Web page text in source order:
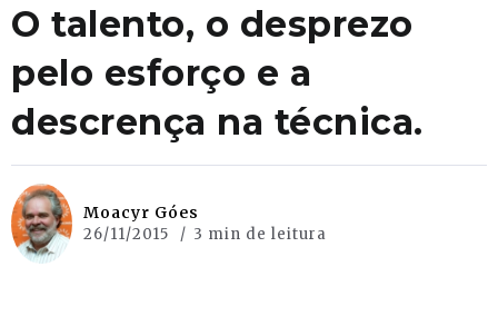
O talento, o desprezo
pelo esforço e a
descrença na técnica.
Moacyr Góes
26/11/2015 3 min de leitura